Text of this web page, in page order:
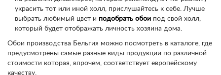
украсить тот или иной холл, прислушайтесь к себе. Лучше
выбрать любимый цвет и подобрать обои под свой холл,
который будет отображать личность хозяина дома.
Обои производства Бельгия можно посмотреть в каталоге, где
предусмотрены самые разные виды продукции по различной
стоимости которая, впрочем, соответствует европейскому
качеству.